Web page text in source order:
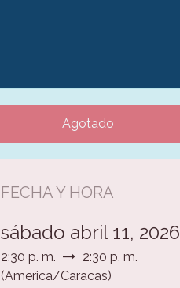
Agotado
FECHA Y HORA
sábado abril 11, 2026
2:30 p. m.
2:30 p. m.
(America/Caracas)